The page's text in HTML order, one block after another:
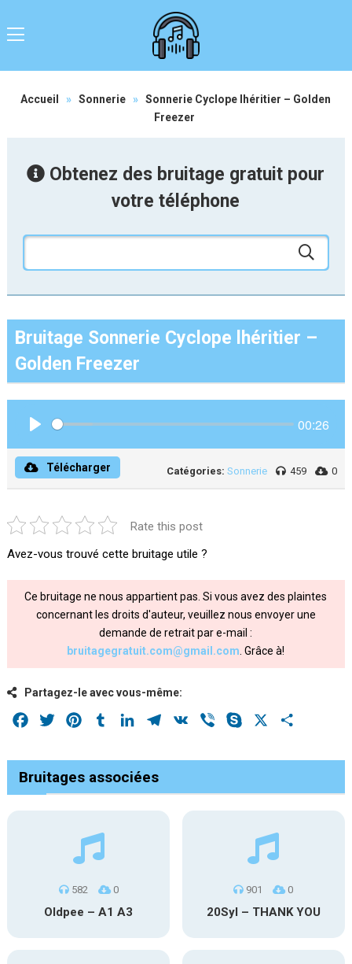
Accueil » Sonnerie » Sonnerie Cyclope lhéritier – Golden
Freezer
Obtenez des bruitage gratuit pour
votre téléphone
Bruitage Sonnerie Cyclope lhéritier –
Golden Freezer
00:26
Télécharger Catégories: Sonnerie 459 0
Rate this post
Avez-vous trouvé cette bruitage utile ?
Ce bruitage ne nous appartient pas. Si vous avez des plaintes
concernant les droits d'auteur, veuillez nous envoyer une
demande de retrait par e-mail :
bruitagegratuit.com@gmail.com . Grâce à!
Partagez-le avec vous-même:
Facebook
Twitter PinterestTumblrLinkedInTelegram
VK Viber Skype
Bruitages associées
582 0
Oldpee – A1 A3
901 0
20Syl – THANK YOU